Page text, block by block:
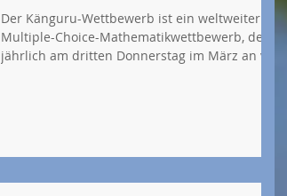
Der Känguru-Wettbewerb ist ein weltweiter
Multiple-Choice-Mathematikwettbewerb, der
jährlich am dritten Donnerstag im März an vielen
an, worüber sich alle sehr freuten und das